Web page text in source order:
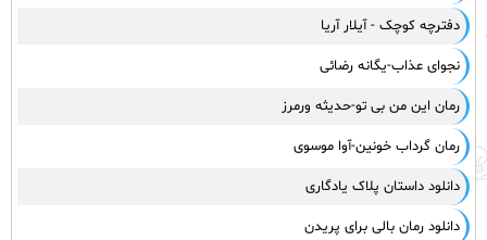
دفترچه کوچک - آیلار آریا
نجوای عذاب-یگانه رضائی
رمان این من بی تو-حدیثه ورمرز
رمان گرداب خونین-آوا موسوی
دانلود داستان پلاک یادگاری
دانلود رمان بالی برای پریدن